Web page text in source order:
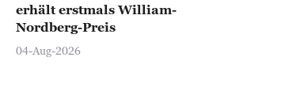
erhält erstmals William-
Nordberg-Preis
04-Aug-2026